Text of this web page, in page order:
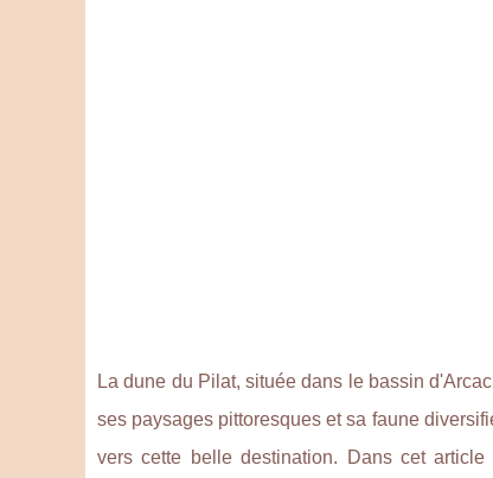
La dune du Pilat, située dans le bassin
ses paysages pittoresques et sa faune
vers cette belle destination. Dans cet